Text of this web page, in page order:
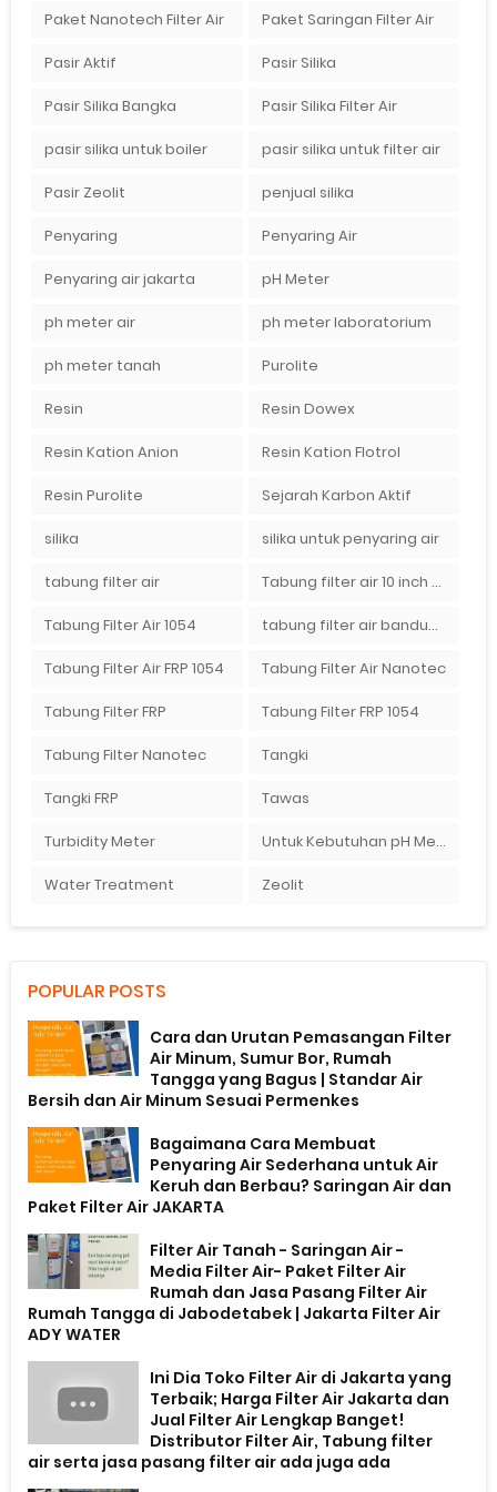
Paket Nanotech Filter Air Paket Saringan Filter Air
Pasir Aktif Pasir Silika
Pasir Silika Bangka Pasir Silika Filter Air
pasir silika untuk boiler pasir silika untuk filter air
Pasir Zeolit penjual silika
Penyaring Penyaring Air
Penyaring air jakarta pH Meter
ph meter air ph meter laboratorium
ph meter tanah Purolite
Resin Resin Dowex
Resin Kation Anion Resin Kation Flotrol
Resin Purolite Sejarah Karbon Aktif
silika silika untuk penyaring air
tabung filter air Tabung filter air 10 inch Agen tabung filter nanotec di bandung"
Tabung Filter Air 1054 tabung filter air bandung
Tabung Filter Air FRP 1054 Tabung Filter Air Nanotec
Tabung Filter FRP Tabung Filter FRP 1054
Tabung Filter Nanotec Tangki
Tangki FRP Tawas
Turbidity Meter Untuk Kebutuhan pH Meter Murah Hanya Di Ady Water
Water Treatment Zeolit
POPULAR POSTS
Cara dan Urutan Pemasangan Filter
Air Minum, Sumur Bor, Rumah
Tangga yang Bagus | Standar Air
Bersih dan Air Minum Sesuai Permenkes
Bagaimana Cara Membuat
Penyaring Air Sederhana untuk Air
Keruh dan Berbau? Saringan Air dan
Paket Filter Air JAKARTA
Filter Air Tanah - Saringan Air -
Media Filter Air- Paket Filter Air
Rumah dan Jasa Pasang Filter Air
Rumah Tangga di Jabodetabek | Jakarta Filter Air
ADY WATER
Ini Dia Toko Filter Air di Jakarta yang
Terbaik; Harga Filter Air Jakarta dan
Jual Filter Air Lengkap Banget!
Distributor Filter Air, Tabung filter
air serta jasa pasang filter air ada juga ada